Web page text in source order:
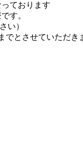
ております
す。
い）
でとさせていただき